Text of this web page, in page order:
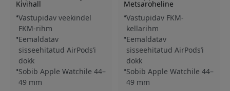
Kivihall
Vastupidav veekindel
FKM-rihm
Eemaldatav
sisseehitatud AirPods’i
dokk
Sobib Apple Watchile 44–
49 mm
Metsaroheline
Vastupidav FKM-
kellarihm
Eemaldatav
sisseehitatud AirPods’i
dokk
Sobib Apple Watchile 44–
49 mm